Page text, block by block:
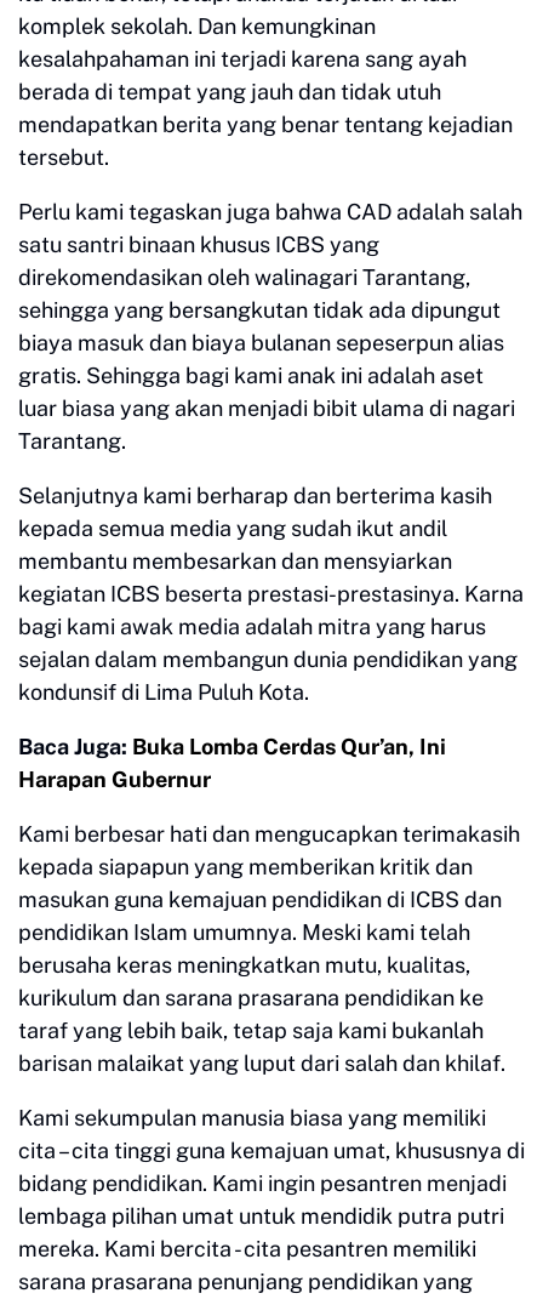
komplek sekolah. Dan kemungkinan
kesalahpahaman ini terjadi karena sang ayah
berada di tempat yang jauh dan tidak utuh
mendapatkan berita yang benar tentang kejadian
tersebut.
Perlu kami tegaskan juga bahwa CAD adalah salah
satu santri binaan khusus ICBS yang
direkomendasikan oleh walinagari Tarantang,
sehingga yang bersangkutan tidak ada dipungut
biaya masuk dan biaya bulanan sepeserpun alias
gratis. Sehingga bagi kami anak ini adalah aset
luar biasa yang akan menjadi bibit ulama di nagari
Tarantang.
Selanjutnya kami berharap dan berterima kasih
kepada semua media yang sudah ikut andil
membantu membesarkan dan mensyiarkan
kegiatan ICBS beserta prestasi-prestasinya. Karna
bagi kami awak media adalah mitra yang harus
sejalan dalam membangun dunia pendidikan yang
kondunsif di Lima Puluh Kota.
Baca Juga: Buka Lomba Cerdas Qur’an, Ini
Harapan Gubernur
Kami berbesar hati dan mengucapkan terimakasih
kepada siapapun yang memberikan kritik dan
masukan guna kemajuan pendidikan di ICBS dan
pendidikan Islam umumnya. Meski kami telah
berusaha keras meningkatkan mutu, kualitas,
kurikulum dan sarana prasarana pendidikan ke
taraf yang lebih baik, tetap saja kami bukanlah
barisan malaikat yang luput dari salah dan khilaf.
Kami sekumpulan manusia biasa yang memiliki
cita – cita tinggi guna kemajuan umat, khususnya di
bidang pendidikan. Kami ingin pesantren menjadi
lembaga pilihan umat untuk mendidik putra putri
mereka. Kami bercita - cita pesantren memiliki
sarana prasarana penunjang pendidikan yang